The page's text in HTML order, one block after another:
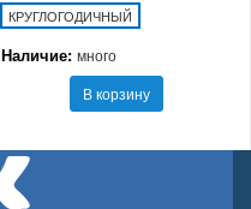
КРУГЛОГОДИЧНЫЙ
Наличие: много
В корзину